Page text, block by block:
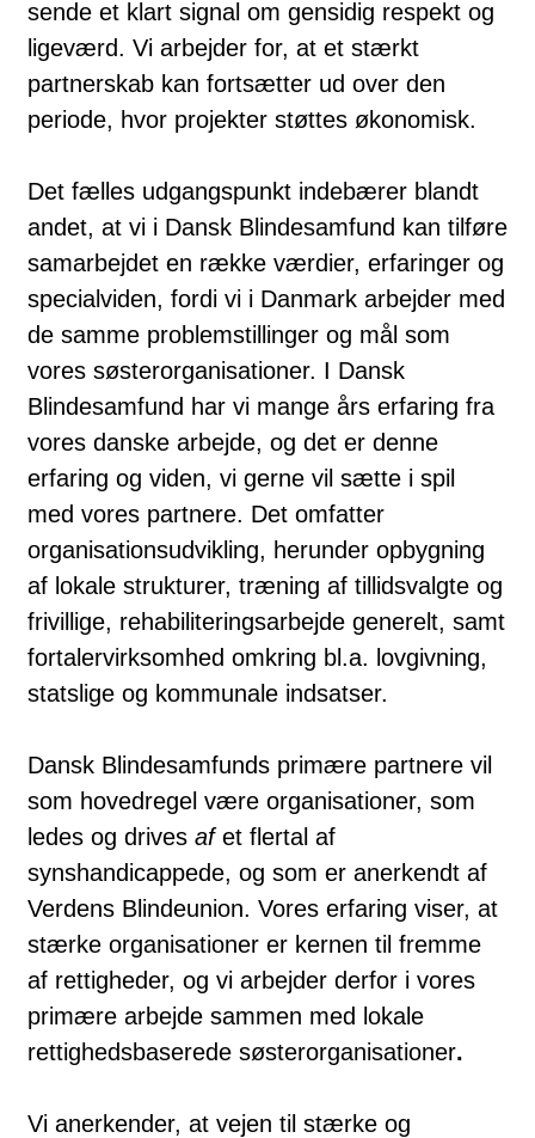
sende et klart signal om gensidig respekt og
ligeværd. Vi arbejder for, at et stærkt
partnerskab kan fortsætter ud over den
periode, hvor projekter støttes økonomisk.
Det fælles udgangspunkt indebærer blandt
andet, at vi i Dansk Blindesamfund kan tilføre
samarbejdet en række værdier, erfaringer og
specialviden, fordi vi i Danmark arbejder med
de samme problemstillinger og mål som
vores søsterorganisationer. I Dansk
Blindesamfund har vi mange års erfaring fra
vores danske arbejde, og det er denne
erfaring og viden, vi gerne vil sætte i spil
med vores partnere. Det omfatter
organisationsudvikling, herunder opbygning
af lokale strukturer, træning af tillidsvalgte og
frivillige, rehabiliteringsarbejde generelt, samt
fortalervirksomhed omkring bl.a. lovgivning,
statslige og kommunale indsatser.
Dansk Blindesamfunds primære partnere vil
som hovedregel være organisationer, som
ledes og drives afet flertal af
synshandicappede, og som er anerkendt af
Verdens Blindeunion. Vores erfaring viser, at
stærke organisationer er kernen til fremme
af rettigheder, og vi arbejder derfor i vores
primære arbejde sammen med lokale
rettighedsbaserede søsterorganisationer.
Vi anerkender, at vejen til stærke og